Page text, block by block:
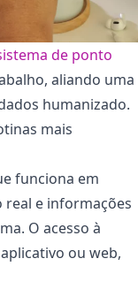
de ponto
aliando uma
humanizado.
mais
funciona em
real e informações
O acesso à
ou web,